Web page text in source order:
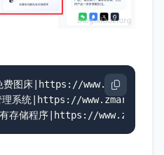
免费图床|https://
理系统|https://www.zmark.app/
有存储程序|https://